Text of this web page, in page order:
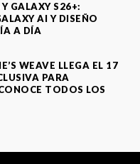
GALAXY S26+:
AI Y DISEÑO
A DÍA
WEAVE LLEGA EL 17
PARA
TODOS LOS